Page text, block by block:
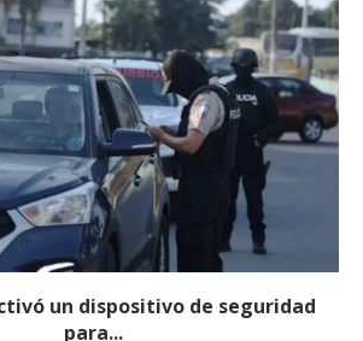
un dispositivo de seguridad
para...